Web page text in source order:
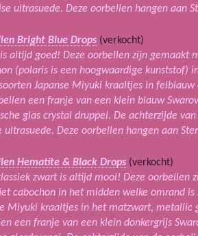
ultrasuede. Deze oorbellen hangen aan
Bright Blue Drops (verkocht)
altijd goed! Deze oorbellen zijn gemaakt
(polaris is een hoogwaardige kunststof)
Japanse Miyuki kraaltjes in
een franje van een klein blauw
glas crystal druppel. De achterzijde
ultrasuede. Deze oorbellen hangen aan
Hematite & Black Drops (verkocht)
zwart is altijd mooi! Deze oorbellen
cabochon in het midden welke omrand
Miyuki kraaltjes in het matzwart, metallic
een franje van een klein donkergrijs